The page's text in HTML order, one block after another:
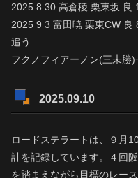
2025 8 30 高倉稜 栗東坂 良
2025 9 3 富田暁 栗東CW
追う
フクノフィアーノン(三未勝
2025.09.10
ロードステラートは、９月
計を記録しています。４回
を踏まえながら目標のレース